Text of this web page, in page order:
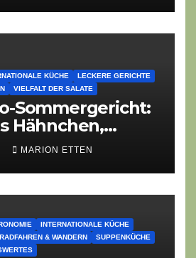
KÜCHE
LECKERE GERICHTE
VIELFALT DER SALATE
Sommergericht:
Hähnchen,
Salat
MARION ETTEN
INTERNATIONALE KÜCHE
RADFAHREN & WANDERN
SUPPENKÜCHE